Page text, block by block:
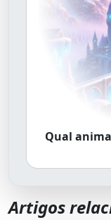
Qual
Artigos